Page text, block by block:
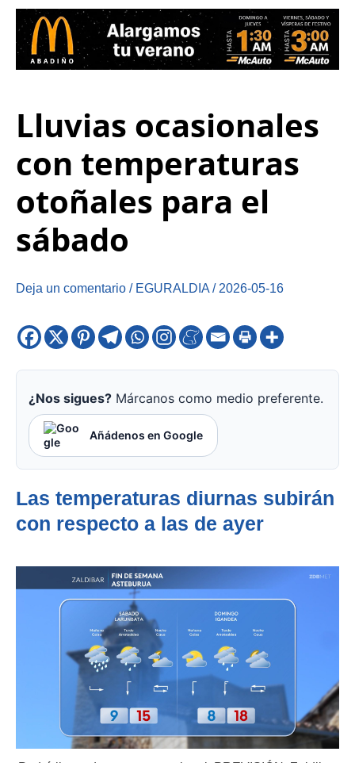
Lluvias ocasionales
con temperaturas
otoñales para el
sábado
Deja un comentario / EGURALDIA / 2026-05-16
¿Nos sigues? Márcanos como medio preferente.
Añádenos en Google
Las temperaturas diurnas subirán
con respecto a las de ayer